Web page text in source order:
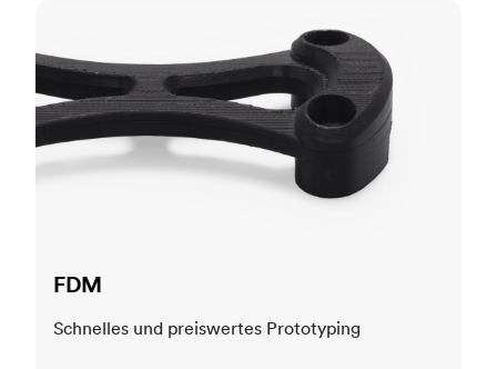
FDM
Schnelles und preiswertes Prototyping